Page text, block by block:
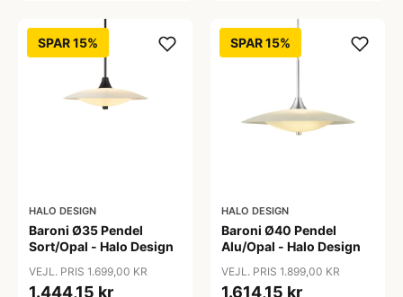
SPAR 15%
HALO DESIGN
Baroni Ø35 Pendel
Sort/Opal - Halo Design
VEJL. PRIS 1.699,00 KR
1.444,15 kr
SPAR 15%
HALO DESIGN
Baroni Ø40 Pendel
Alu/Opal - Halo Design
VEJL. PRIS 1.899,00 KR
1.614,15 kr